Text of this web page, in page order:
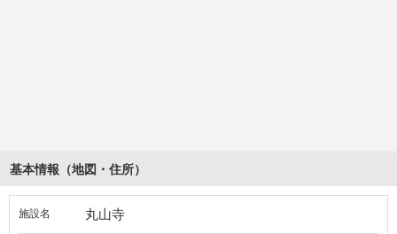
基本情報（地図・住所）
施設名 丸山寺